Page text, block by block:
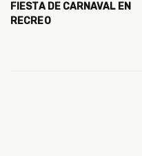
FIESTA DE CARNAVAL EN
RECREO